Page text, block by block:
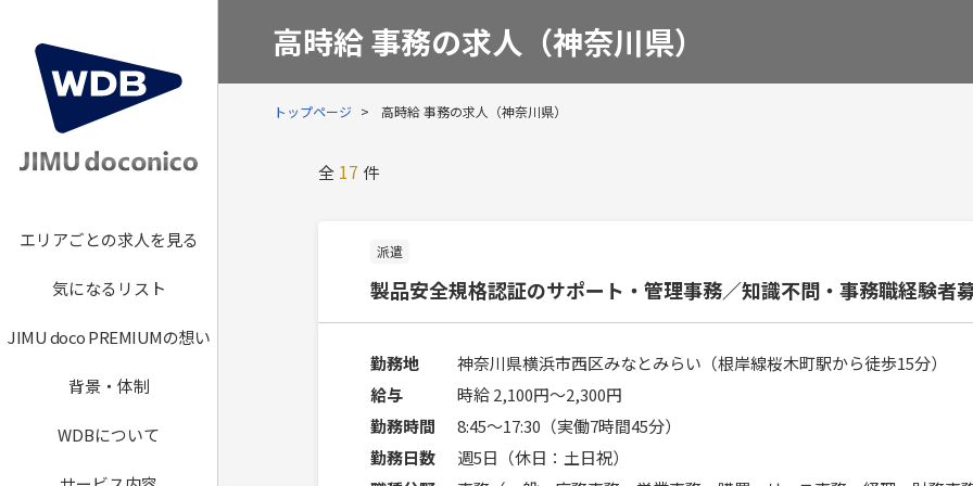
エリアごとの求人を見る
気になるリスト
JIMU doco PREMIUMの想い
背景・体制
WDBについて
高時給 事務の求人（神奈川県）
トップページ 高時給 事務の求人（神奈川県）
全 17 件
派遣
製品安全規格認証のサポート・管理事務／知識不問・事務職経験者
勤務地
神奈川県横浜市西区みなとみらい（根岸線桜木町駅から徒歩15分）
給与
時給 2,100円〜2,300円
勤務時間
8:45～17:30（実働7時間45分）
勤務日数
週5日（休日：土日祝）